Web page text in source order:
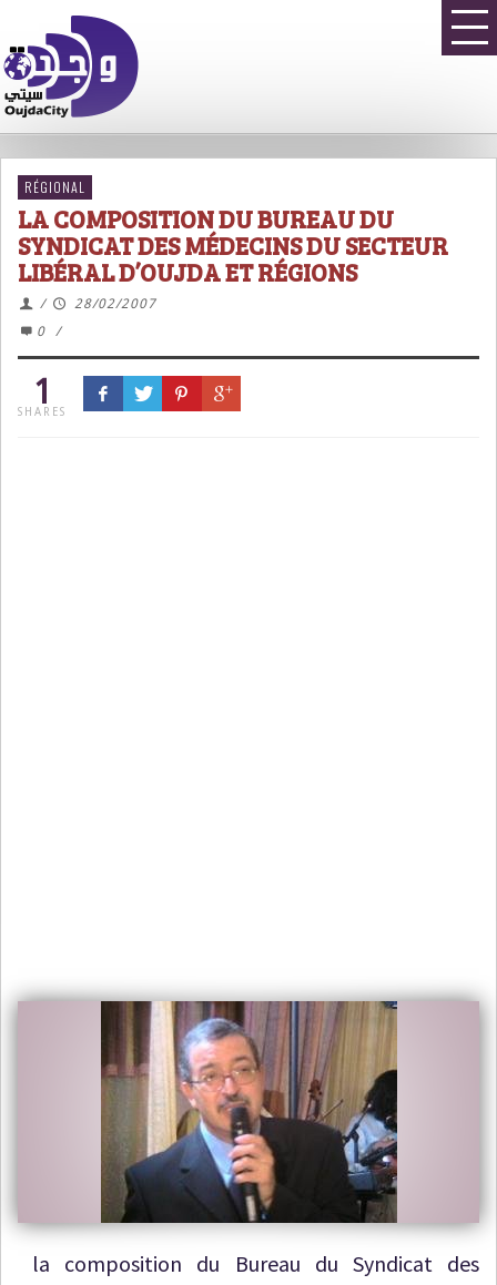
RÉGIONAL
LA COMPOSITION DU BUREAU DU
SYNDICAT DES MÉDECINS DU SECTEUR
LIBÉRAL D’OUJDA ET RÉGIONS
/
28/02/2007
0
/
1
SHARES
la composition du Bureau du Syndicat des